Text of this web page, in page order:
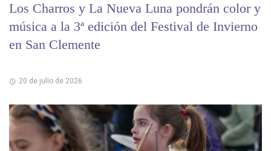
Los Charros y La Nueva Luna pondrán color y
música a la 3ª edición del Festival de Invierno
en San Clemente
20 de julio de 2026